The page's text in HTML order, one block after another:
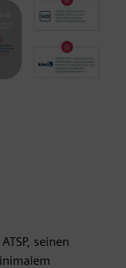
seinen